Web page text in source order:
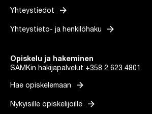
Yhteystiedot arrow_forward
Yhteystieto- ja henkilöhaku arrow_forward
Opiskelu ja hakeminen
SAMKin hakijapalvelut +358 2 623 4801
Hae opiskelemaan arrow_forward
Nykyisille opiskelijoille arrow_forward